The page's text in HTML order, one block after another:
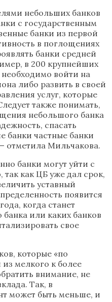
небольших банков
с государственным
банки из первой
в поглощениях
банки средней
в 200 крупнейших
войти на
либо развить в своей
услуг, которые
также понимать,
небольшого банка
спасать
банки частные банки
отметила Мильчакова.
банки могут уйти с
так как ЦБ уже дал срок,
уставный
появится
когда станет
или каких банков
свое
которые «по
из мелкого к более
внимание, не
Так, в
может быть меньше, и